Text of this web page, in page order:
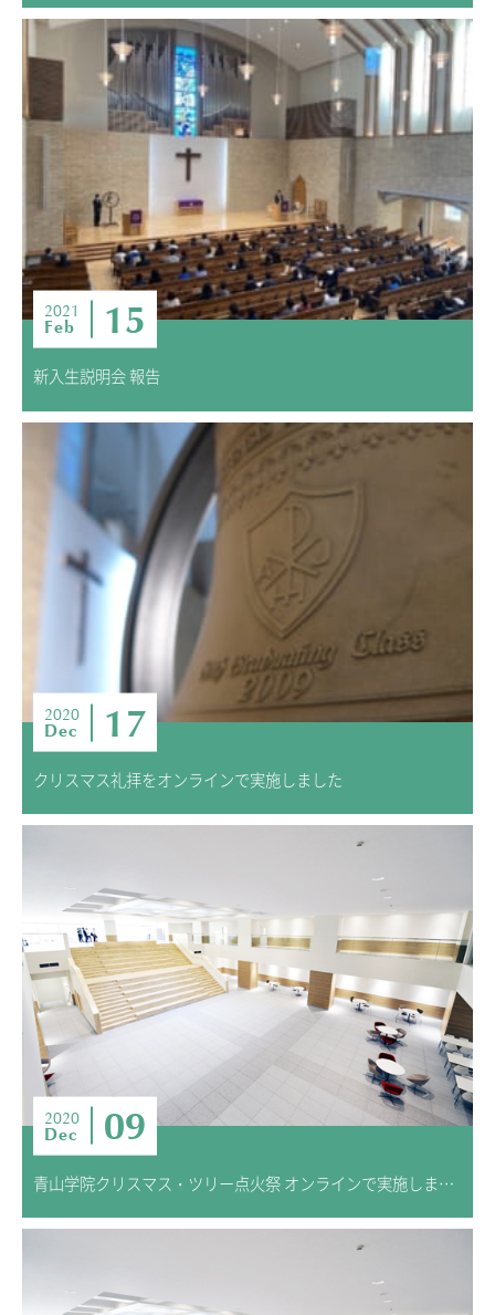
2021
Feb 15
新入生説明会 報告
2020
Dec 17
クリスマス礼拝をオンラインで実施しました
2020
Dec 09
青山学院クリスマス・ツリー点火祭 オンラインで実施しました